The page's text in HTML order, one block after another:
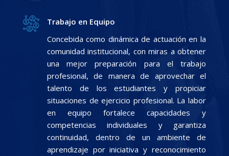
Trabajo en Equipo
Concebida como dinámica de actuación en la
comunidad institucional, con miras a obtener
una mejor preparación para el trabajo
profesional, de manera de aprovechar el
talento de los estudiantes y propiciar
situaciones de ejercicio profesional. La labor
en equipo fortalece capacidades y
competencias individuales y garantiza
continuidad, dentro de un ambiente de
aprendizaje por iniciativa y reconocimiento